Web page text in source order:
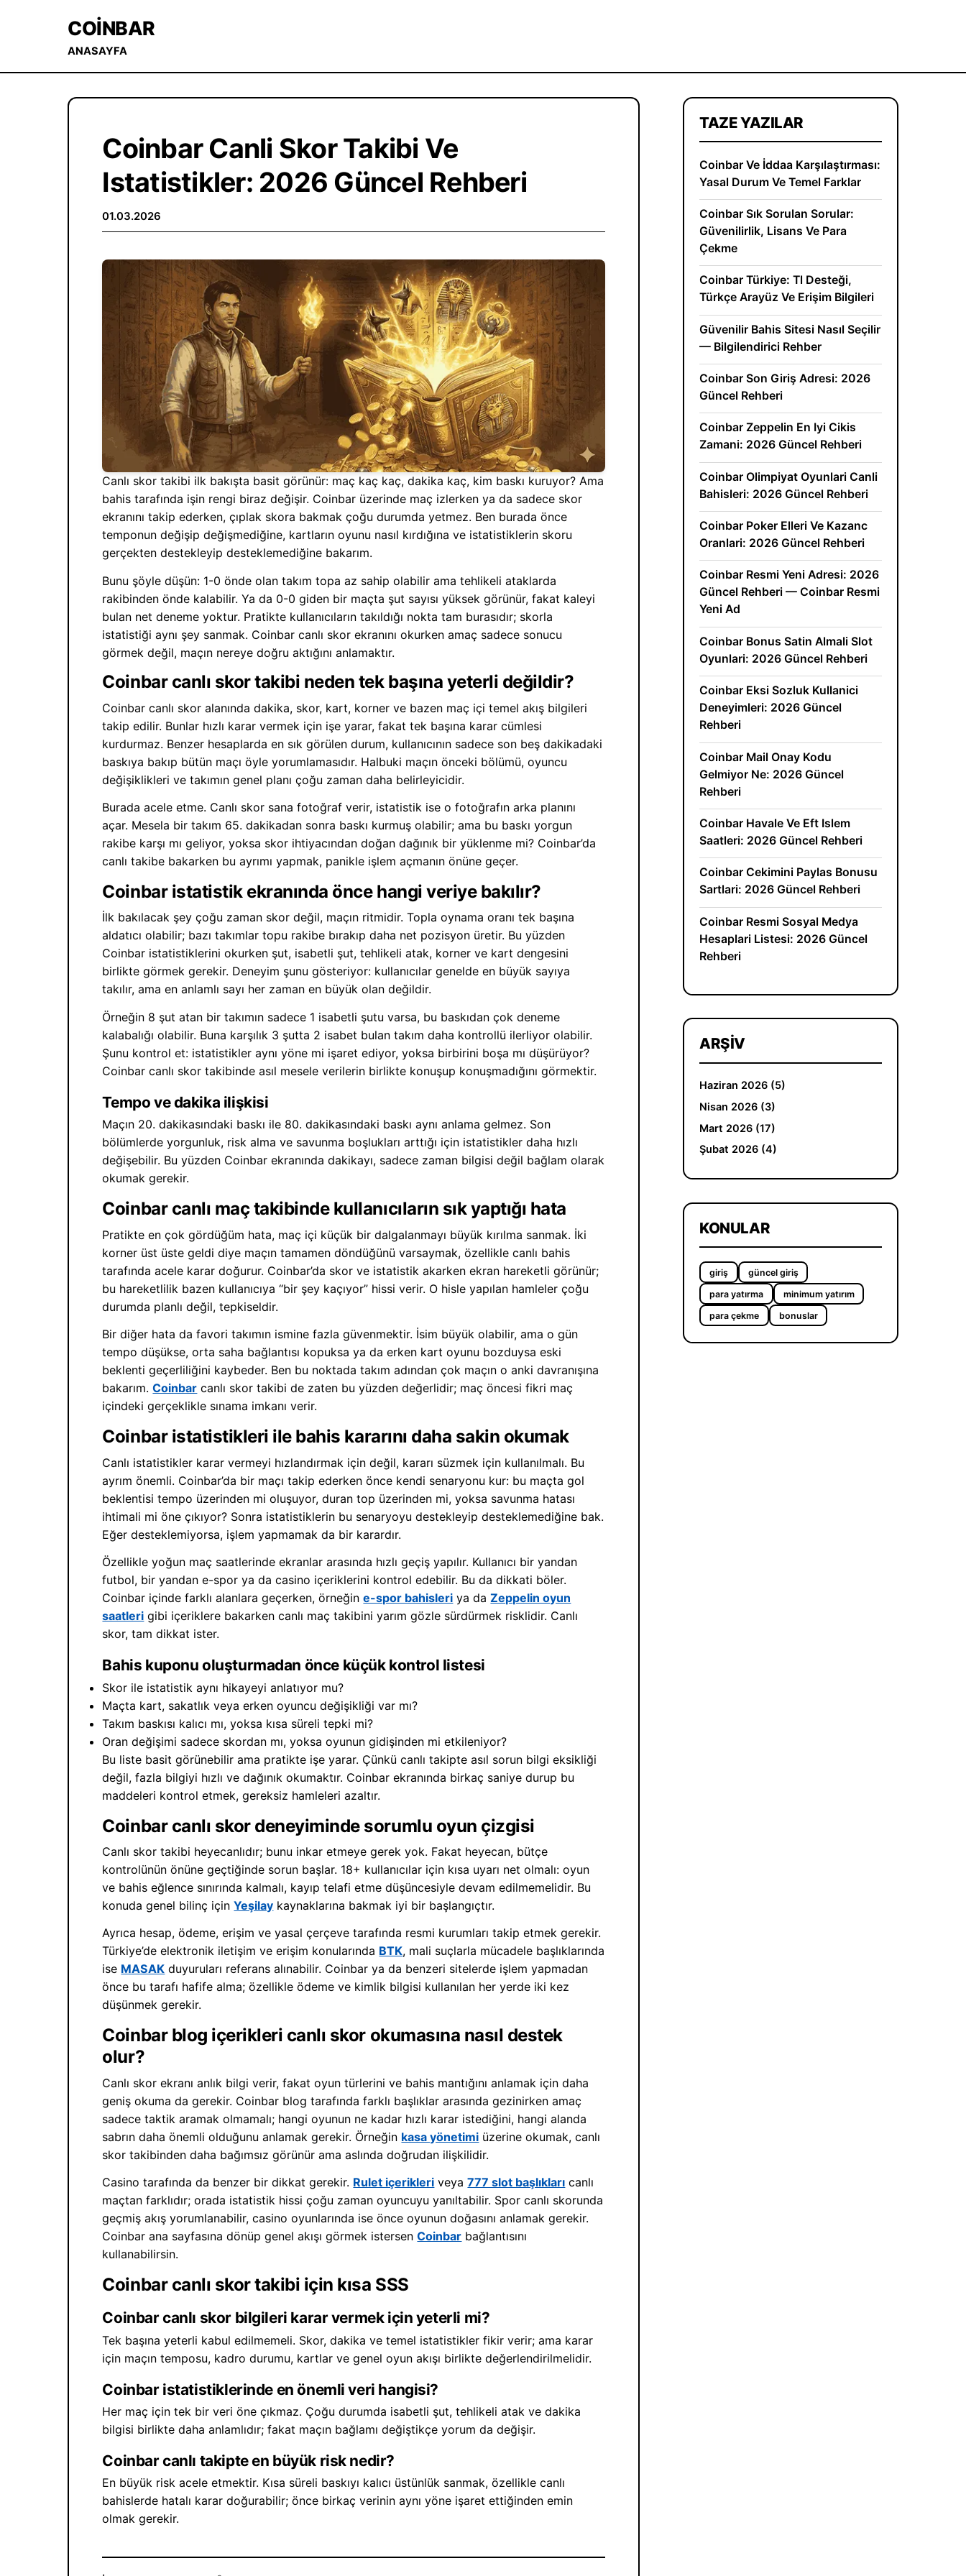
COINBAR
ANASAYFA
Coinbar Canli Skor Takibi Ve
Istatistikler: 2026 Güncel Rehberi
01.03.2026
Canlı skor takibi ilk bakışta basit görünür: maç kaç kaç, dakika kaç, kim baskı kuruyor? Ama
bahis tarafında işin rengi biraz değişir. Coinbar üzerinde maç izlerken ya da sadece skor
ekranını takip ederken, çıplak skora bakmak çoğu durumda yetmez. Ben burada önce
temponun değişip değişmediğine, kartların oyunu nasıl kırdığına ve istatistiklerin skoru
gerçekten destekleyip desteklemediğine bakarım.
Bunu şöyle düşün: 1-0 önde olan takım topa az sahip olabilir ama tehlikeli ataklarda
rakibinden önde kalabilir. Ya da 0-0 giden bir maçta şut sayısı yüksek görünür, fakat kaleyi
bulan net deneme yoktur. Pratikte kullanıcıların takıldığı nokta tam burasıdır; skorla
istatistiği aynı şey sanmak. Coinbar canlı skor ekranını okurken amaç sadece sonucu
görmek değil, maçın nereye doğru aktığını anlamaktır.
Coinbar canlı skor takibi neden tek başına yeterli değildir?
Coinbar canlı skor alanında dakika, skor, kart, korner ve bazen maç içi temel akış bilgileri
takip edilir. Bunlar hızlı karar vermek için işe yarar, fakat tek başına karar cümlesi
kurdurmaz. Benzer hesaplarda en sık görülen durum, kullanıcının sadece son beş dakikadaki
baskıya bakıp bütün maçı öyle yorumlamasıdır. Halbuki maçın önceki bölümü, oyuncu
değişiklikleri ve takımın genel planı çoğu zaman daha belirleyicidir.
Burada acele etme. Canlı skor sana fotoğraf verir, istatistik ise o fotoğrafın arka planını
açar. Mesela bir takım 65. dakikadan sonra baskı kurmuş olabilir; ama bu baskı yorgun
rakibe karşı mı geliyor, yoksa skor ihtiyacından doğan dağınık bir yüklenme mi? Coinbar’da
canlı takibe bakarken bu ayrımı yapmak, panikle işlem açmanın önüne geçer.
Coinbar istatistik ekranında önce hangi veriye bakılır?
İlk bakılacak şey çoğu zaman skor değil, maçın ritmidir. Topla oynama oranı tek başına
aldatıcı olabilir; bazı takımlar topu rakibe bırakıp daha net pozisyon üretir. Bu yüzden
Coinbar istatistiklerini okurken şut, isabetli şut, tehlikeli atak, korner ve kart dengesini
birlikte görmek gerekir. Deneyim şunu gösteriyor: kullanıcılar genelde en büyük sayıya
takılır, ama en anlamlı sayı her zaman en büyük olan değildir.
Örneğin 8 şut atan bir takımın sadece 1 isabetli şutu varsa, bu baskıdan çok deneme
kalabalığı olabilir. Buna karşılık 3 şutta 2 isabet bulan takım daha kontrollü ilerliyor olabilir.
Şunu kontrol et: istatistikler aynı yöne mi işaret ediyor, yoksa birbirini boşa mı düşürüyor?
Coinbar canlı skor takibinde asıl mesele verilerin birlikte konuşup konuşmadığını görmektir.
Tempo ve dakika ilişkisi
Maçın 20. dakikasındaki baskı ile 80. dakikasındaki baskı aynı anlama gelmez. Son
bölümlerde yorgunluk, risk alma ve savunma boşlukları arttığı için istatistikler daha hızlı
değişebilir. Bu yüzden Coinbar ekranında dakikayı, sadece zaman bilgisi değil bağlam olarak
okumak gerekir.
Coinbar canlı maç takibinde kullanıcıların sık yaptığı hata
Pratikte en çok gördüğüm hata, maç içi küçük bir dalgalanmayı büyük kırılma sanmak. İki
korner üst üste geldi diye maçın tamamen döndüğünü varsaymak, özellikle canlı bahis
tarafında acele karar doğurur. Coinbar’da skor ve istatistik akarken ekran hareketli görünür;
bu hareketlilik bazen kullanıcıya “bir şey kaçıyor” hissi verir. O hisle yapılan hamleler çoğu
durumda planlı değil, tepkiseldir.
Bir diğer hata da favori takımın ismine fazla güvenmektir. İsim büyük olabilir, ama o gün
tempo düşükse, orta saha bağlantısı kopuksa ya da erken kart oyunu bozduysa eski
beklenti geçerliliğini kaybeder. Ben bu noktada takım adından çok maçın o anki davranışına
bakarım.Coinbar canlı skor takibi de zaten bu yüzden değerlidir; maç öncesi fikri maç
içindeki gerçeklikle sınama imkanı verir.
Coinbar istatistikleri ile bahis kararını daha sakin okumak
Canlı istatistikler karar vermeyi hızlandırmak için değil, kararı süzmek için kullanılmalı. Bu
ayrım önemli. Coinbar’da bir maçı takip ederken önce kendi senaryonu kur: bu maçta gol
beklentisi tempo üzerinden mi oluşuyor, duran top üzerinden mi, yoksa savunma hatası
ihtimali mi öne çıkıyor? Sonra istatistiklerin bu senaryoyu destekleyip desteklemediğine bak.
Eğer desteklemiyorsa, işlem yapmamak da bir karardır.
Özellikle yoğun maç saatlerinde ekranlar arasında hızlı geçiş yapılır. Kullanıcı bir yandan
futbol, bir yandan e-spor ya da casino içeriklerini kontrol edebilir. Bu da dikkati böler.
Coinbar içinde farklı alanlara geçerken, örneğine-spor bahisleri ya daZeppelin oyun
saatleri gibi içeriklere bakarken canlı maç takibini yarım gözle sürdürmek risklidir. Canlı
skor, tam dikkat ister.
Bahis kuponu oluşturmadan önce küçük kontrol listesi
Skor ile istatistik aynı hikayeyi anlatıyor mu?
Maçta kart, sakatlık veya erken oyuncu değişikliği var mı?
Takım baskısı kalıcı mı, yoksa kısa süreli tepki mi?
Oran değişimi sadece skordan mı, yoksa oyunun gidişinden mi etkileniyor?
Bu liste basit görünebilir ama pratikte işe yarar. Çünkü canlı takipte asıl sorun bilgi eksikliği
değil, fazla bilgiyi hızlı ve dağınık okumaktır. Coinbar ekranında birkaç saniye durup bu
maddeleri kontrol etmek, gereksiz hamleleri azaltır.
Coinbar canlı skor deneyiminde sorumlu oyun çizgisi
Canlı skor takibi heyecanlıdır; bunu inkar etmeye gerek yok. Fakat heyecan, bütçe
kontrolünün önüne geçtiğinde sorun başlar. 18+ kullanıcılar için kısa uyarı net olmalı: oyun
ve bahis eğlence sınırında kalmalı, kayıp telafi etme düşüncesiyle devam edilmemelidir. Bu
konuda genel bilinç içinYeşilay kaynaklarına bakmak iyi bir başlangıçtır.
Ayrıca hesap, ödeme, erişim ve yasal çerçeve tarafında resmi kurumları takip etmek gerekir.
Türkiye’de elektronik iletişim ve erişim konularında BTK, mali suçlarla mücadele başlıklarında
ise MASAK duyuruları referans alınabilir. Coinbar ya da benzeri sitelerde işlem yapmadan
önce bu tarafı hafife alma; özellikle ödeme ve kimlik bilgisi kullanılan her yerde iki kez
düşünmek gerekir.
Coinbar blog içerikleri canlı skor okumasına nasıl destek
olur?
Canlı skor ekranı anlık bilgi verir, fakat oyun türlerini ve bahis mantığını anlamak için daha
geniş okuma da gerekir. Coinbar blog tarafında farklı başlıklar arasında gezinirken amaç
sadece taktik aramak olmamalı; hangi oyunun ne kadar hızlı karar istediğini, hangi alanda
sabrın daha önemli olduğunu anlamak gerekir. Örneğin kasa yönetimi üzerine okumak, canlı
skor takibinden daha bağımsız görünür ama aslında doğrudan ilişkilidir.
Casino tarafında da benzer bir dikkat gerekir. Rulet içerikleri veya777 slot başlıkları canlı
maçtan farklıdır; orada istatistik hissi çoğu zaman oyuncuyu yanıltabilir. Spor canlı skorunda
geçmiş akış yorumlanabilir, casino oyunlarında ise önce oyunun doğasını anlamak gerekir.
Coinbar ana sayfasına dönüp genel akışı görmek istersenCoinbar bağlantısını
kullanabilirsin.
Coinbar canlı skor takibi için kısa SSS
Coinbar canlı skor bilgileri karar vermek için yeterli mi?
Tek başına yeterli kabul edilmemeli. Skor, dakika ve temel istatistikler fikir verir; ama karar
için maçın temposu, kadro durumu, kartlar ve genel oyun akışı birlikte değerlendirilmelidir.
Coinbar istatistiklerinde en önemli veri hangisi?
Her maç için tek bir veri öne çıkmaz. Çoğu durumda isabetli şut, tehlikeli atak ve dakika
bilgisi birlikte daha anlamlıdır; fakat maçın bağlamı değiştikçe yorum da değişir.
Coinbar canlı takipte en büyük risk nedir?
En büyük risk acele etmektir. Kısa süreli baskıyı kalıcı üstünlük sanmak, özellikle canlı
bahislerde hatalı karar doğurabilir; önce birkaç verinin aynı yöne işaret ettiğinden emin
olmak gerekir.
TAZE YAZILAR
Coinbar Ve İddaa Karşılaştırması:
Yasal Durum Ve Temel Farklar
Coinbar Sık Sorulan Sorular:
Güvenilirlik, Lisans Ve Para
Çekme
Coinbar Türkiye: Tl Desteği,
Türkçe Arayüz Ve Erişim Bilgileri
Güvenilir Bahis Sitesi Nasıl Seçilir
— Bilgilendirici Rehber
Coinbar Son Giriş Adresi: 2026
Güncel Rehberi
Coinbar Zeppelin En Iyi Cikis
Zamani: 2026 Güncel Rehberi
Coinbar Olimpiyat Oyunlari Canli
Bahisleri: 2026 Güncel Rehberi
Coinbar Poker Elleri Ve Kazanc
Oranlari: 2026 Güncel Rehberi
Coinbar Resmi Yeni Adresi: 2026
Güncel Rehberi — Coinbar Resmi
Yeni Ad
Coinbar Bonus Satin Almali Slot
Oyunlari: 2026 Güncel Rehberi
Coinbar Eksi Sozluk Kullanici
Deneyimleri: 2026 Güncel
Rehberi
Coinbar Mail Onay Kodu
Gelmiyor Ne: 2026 Güncel
Rehberi
Coinbar Havale Ve Eft Islem
Saatleri: 2026 Güncel Rehberi
Coinbar Cekimini Paylas Bonusu
Sartlari: 2026 Güncel Rehberi
Coinbar Resmi Sosyal Medya
Hesaplari Listesi: 2026 Güncel
Rehberi
ARŞIV
Haziran 2026 (5)
Nisan 2026 (3)
Mart 2026 (17)
Şubat 2026 (4)
KONULAR
giriş
güncel giriş
para yatırma
minimum yatırım
para çekme
bonuslar